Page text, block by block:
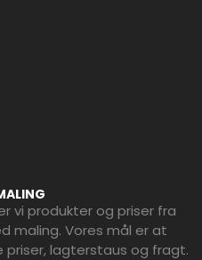
vi produkter og priser fra
maling. Vores mål er at
lagterstaus og fragt.